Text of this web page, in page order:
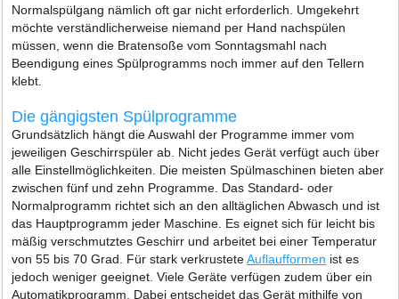
Normalspülgang nämlich oft gar nicht erforderlich. Umgekehrt
möchte verständlicherweise niemand per Hand nachspülen
müssen, wenn die Bratensoße vom Sonntagsmahl nach
Beendigung eines Spülprogramms noch immer auf den Tellern
klebt.
Die gängigsten Spülprogramme
Grundsätzlich hängt die Auswahl der Programme immer vom
jeweiligen Geschirrspüler ab. Nicht jedes Gerät verfügt auch über
alle Einstellmöglichkeiten. Die meisten Spülmaschinen bieten aber
zwischen fünf und zehn Programme. Das Standard- oder
Normalprogramm richtet sich an den alltäglichen Abwasch und ist
das Hauptprogramm jeder Maschine. Es eignet sich für leicht bis
mäßig verschmutztes Geschirr und arbeitet bei einer Temperatur
von 55 bis 70 Grad. Für stark verkrusteteAuflaufformen ist es
jedoch weniger geeignet. Viele Geräte verfügen zudem über ein
Automatikprogramm. Dabei entscheidet das Gerät mithilfe von